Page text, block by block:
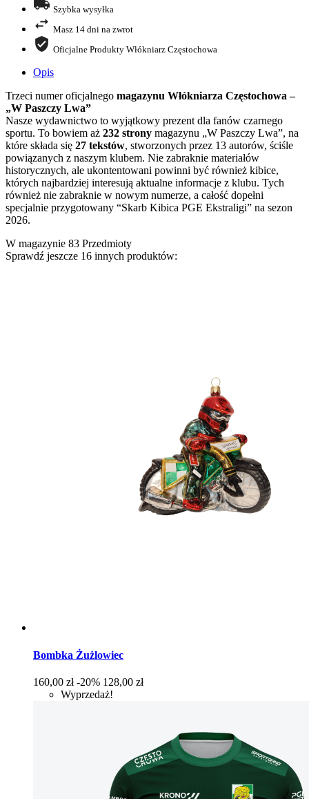
Szybka wysyłka
Masz 14 dni na zwrot
Oficjalne Produkty Włókniarz Częstochowa
Opis
Trzeci numer oficjalnego magazynu Włókniarza Częstochowa –
„W Paszczy Lwa”
Nasze wydawnictwo to wyjątkowy prezent dla fanów czarnego
sportu. To bowiem aż 232 strony magazynu „W Paszczy Lwa”, na
które składa się 27 tekstów, stworzonych przez 13 autorów, ściśle
powiązanych z naszym klubem. Nie zabraknie materiałów
historycznych, ale ukontentowani powinni być również kibice,
których najbardziej interesują aktualne informacje z klubu. Tych
również nie zabraknie w nowym numerze, a całość dopełni
specjalnie przygotowany “Skarb Kibica PGE Ekstraligi” na sezon
2026.
W magazynie 83 Przedmioty
Sprawdź jeszcze 16 innych produktów:
Bombka Żużlowiec
Cena
podstawowa
160,00 zł -20% Cena
128,00 zł
Wyprzedaż!